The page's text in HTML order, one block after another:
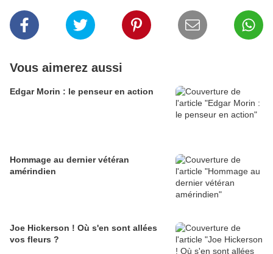
Vous aimerez aussi
Edgar Morin : le penseur en action
Hommage au dernier vétéran
amérindien
Joe Hickerson ! Où s'en sont allées
vos fleurs ?